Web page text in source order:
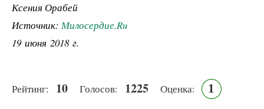
Ксения Орабей
Источник: Милосердие.Ru
19 июня 2018 г.
Рейтинг: 10 Голосов: 1225 Оценка: 1